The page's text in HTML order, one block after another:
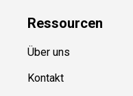
Ressourcen
Über uns
Kontakt